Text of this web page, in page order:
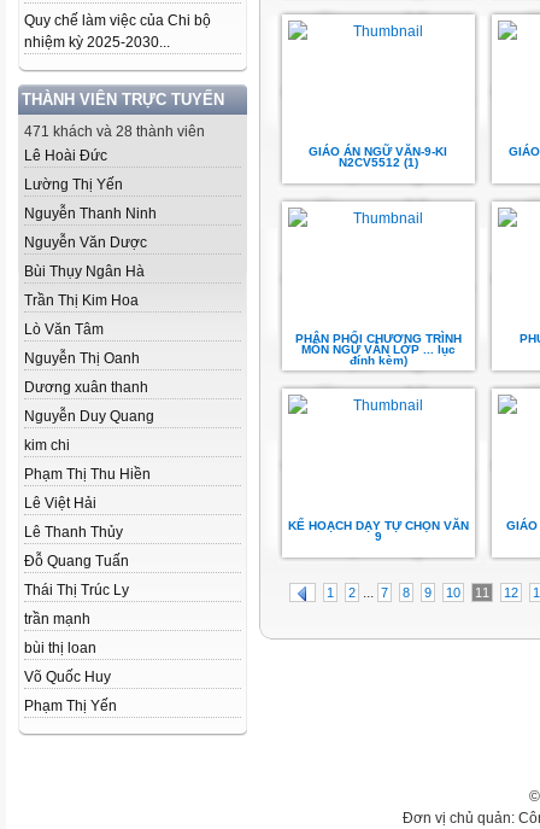
Quy chế làm việc của Chi bộ
nhiệm kỳ 2025-2030...
THÀNH VIÊN TRỰC TUYẾN
471 khách và 28 thành viên
Lê Hoài Đức
Lường Thị Yến
Nguyễn Thanh Ninh
Nguyễn Văn Dược
Bùi Thụy Ngân Hà
Trần Thị Kim Hoa
Lò Văn Tâm
Nguyễn Thị Oanh
Dương xuân thanh
Nguyễn Duy Quang
kim chi
Phạm Thị Thu Hiền
Lê Việt Hải
Lê Thanh Thủy
Đỗ Quang Tuấn
Thái Thị Trúc Ly
trần mạnh
bùi thị loan
Võ Quốc Huy
Phạm Thị Yến
GIÁO ÁN NGỮ VĂN-9-KI
N2CV5512 (1)
PHÂN PHỐI CHƯƠNG TRÌNH
MÔN NGỮ VĂN LỚP ... lục
đính kèm)
KẾ HOẠCH DẠY TỰ CHỌN VĂN
9
GIÁO
1 2 ... 7 8 9 10 11 12
Đơn vị chủ quản: